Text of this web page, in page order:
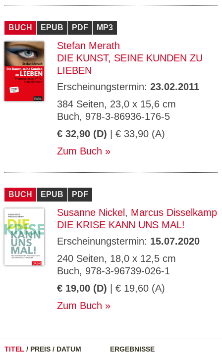
BUCH EPUB PDF MP3
Stefan Merath
DIE KUNST, SEINE KUNDEN ZU
LIEBEN
Erscheinungstermin: 23.02.2011
384 Seiten, 23,0 x 15,6 cm
Buch, 978-3-86936-176-5
€ 32,90 (D) | € 33,90 (A)
Zum Buch
BUCH EPUB PDF
Susanne Nickel , Marcus Disselkamp
DIE KRISE KANN UNS MAL!
Erscheinungstermin: 15.07.2020
240 Seiten, 18,0 x 12,5 cm
Buch, 978-3-96739-026-1
€ 19,00 (D) | € 19,60 (A)
Zum Buch
TITEL / PREIS / DATUM ERGEBNISSE